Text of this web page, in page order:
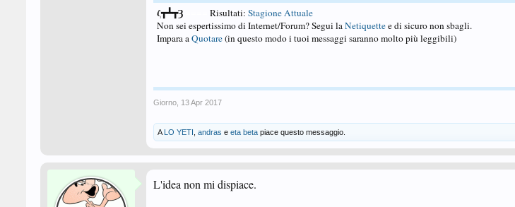
ζ┳┻┳Ȝ Risultati: Stagione Attuale
Non sei espertissimo di Internet/Forum? Segui laNetiquettee di sicuro non sbagli.
Impara aQuotare(in questo modo i tuoi messaggi saranno molto più leggibili)
Giorno 13 Apr 2017
A LO YETI andras e eta beta piace questo messaggio.
L'idea non mi dispiace.